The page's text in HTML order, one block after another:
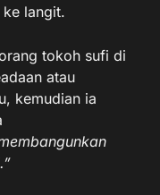
ke langit.
tokoh sufi di
atau
kemudian ia